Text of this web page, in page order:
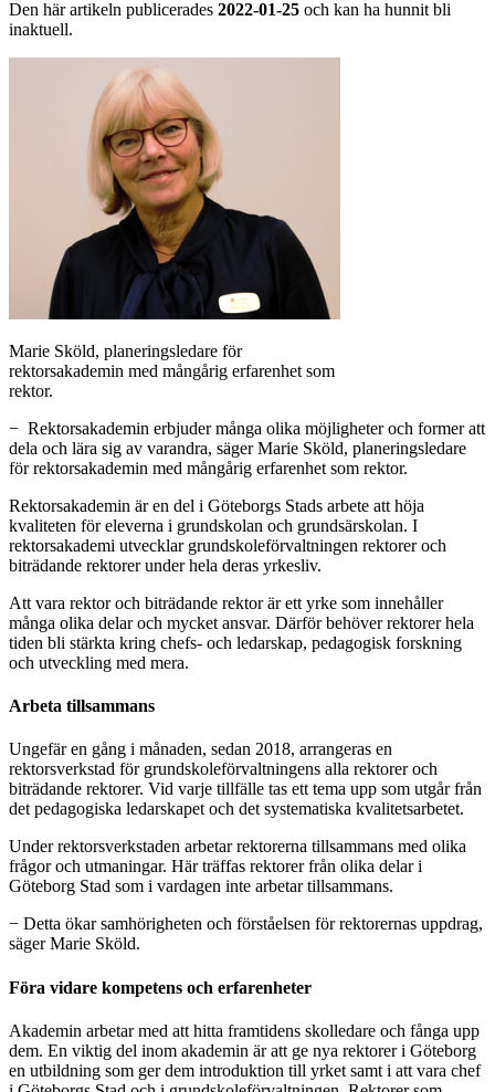
Den här artikeln publicerades 2022-01-25 och kan ha hunnit bli
inaktuell.
Marie Sköld, planeringsledare för
rektorsakademin med mångårig erfarenhet som
rektor.
− Rektorsakademin erbjuder många olika möjligheter och former att
dela och lära sig av varandra, säger Marie Sköld, planeringsledare
för rektorsakademin med mångårig erfarenhet som rektor.
Rektorsakademin är en del i Göteborgs Stads arbete att höja
kvaliteten för eleverna i grundskolan och grundsärskolan. I
rektorsakademi utvecklar grundskoleförvaltningen rektorer och
biträdande rektorer under hela deras yrkesliv.
Att vara rektor och biträdande rektor är ett yrke som innehåller
många olika delar och mycket ansvar. Därför behöver rektorer hela
tiden bli stärkta kring chefs- och ledarskap, pedagogisk forskning
och utveckling med mera.
Arbeta tillsammans
Ungefär en gång i månaden, sedan 2018, arrangeras en
rektorsverkstad för grundskoleförvaltningens alla rektorer och
biträdande rektorer. Vid varje tillfälle tas ett tema upp som utgår från
det pedagogiska ledarskapet och det systematiska kvalitetsarbetet.
Under rektorsverkstaden arbetar rektorerna tillsammans med olika
frågor och utmaningar. Här träffas rektorer från olika delar i
Göteborg Stad som i vardagen inte arbetar tillsammans.
− Detta ökar samhörigheten och förståelsen för rektorernas uppdrag,
säger Marie Sköld.
Föra vidare kompetens och erfarenheter
Akademin arbetar med att hitta framtidens skolledare och fånga upp
dem. En viktig del inom akademin är att ge nya rektorer i Göteborg
en utbildning som ger dem introduktion till yrket samt i att vara chef